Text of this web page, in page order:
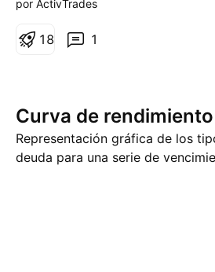
como la “Big Beautiful Bill”, ha
y cupones de activos
estadounidenses percibidos por
invers
por ActivTrades
1
1 8
Curva de rendimiento
Representación gráfica de los
deuda para una serie de